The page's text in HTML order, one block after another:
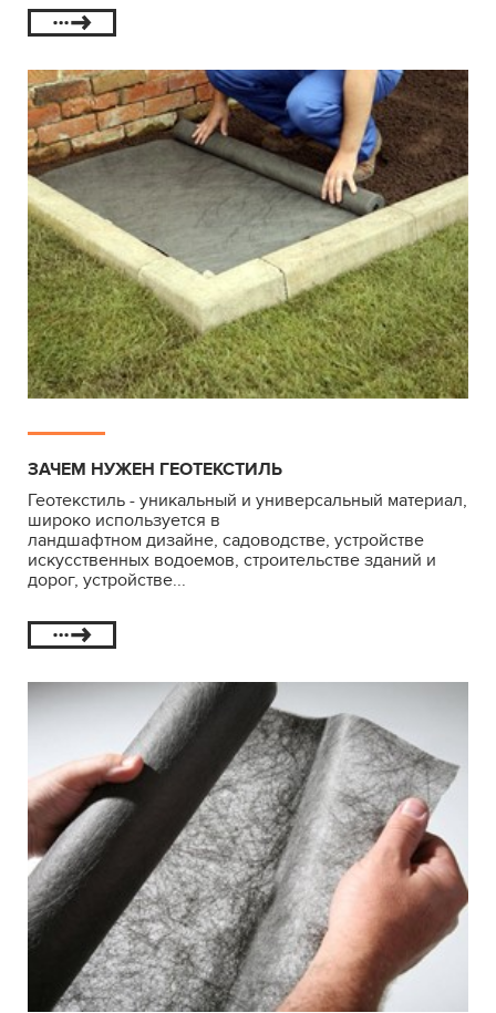
ЗАЧЕМ НУЖЕН ГЕОТЕКСТИЛЬ
Геотекстиль - уникальный и универсальный материал,
широко используется в
ландшафтном дизайне, садоводстве, устройстве
искусственных водоемов, строительстве зданий и
дорог, устройстве...